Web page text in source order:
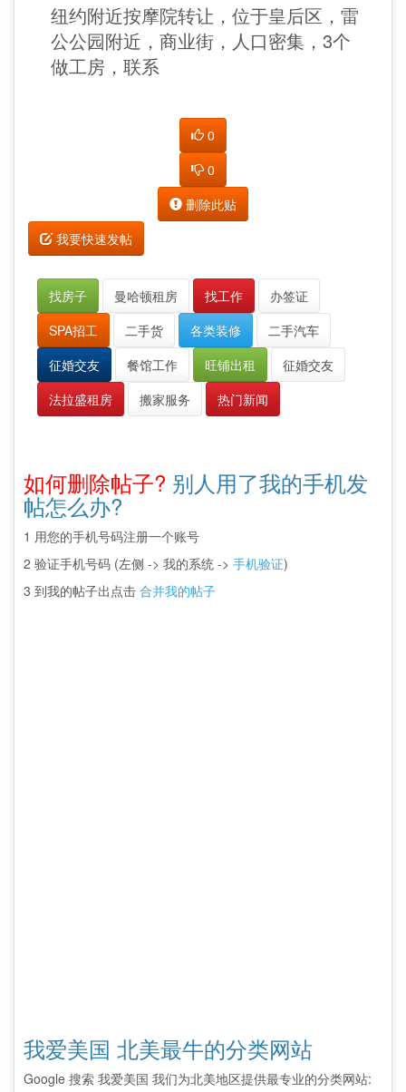
纽约附近按摩院转让，位于皇后区，雷
公公园附近，商业街，人口密集，3个
做工房，联系
0
0
删除此贴
我要快速发帖
找房子 曼哈顿租房 找工作
办签证
SPA招工
二手货 各类装修
二手汽车
征婚交友
餐馆工作 旺铺出租
征婚交友
法拉盛租房
搬家服务 热门新闻
如何删除帖子? 别人用了我的手机发
帖怎么办?
1 用您的手机号码注册一个账号
2 验证手机号码 (左侧 -> 我的系统 -> 手机验证)
3 到我的帖子出点击 合并我的帖子
我爱美国 北美最牛的分类网站
Google 搜索 我爱美国 我们为北美地区提供最专业的分类网站: